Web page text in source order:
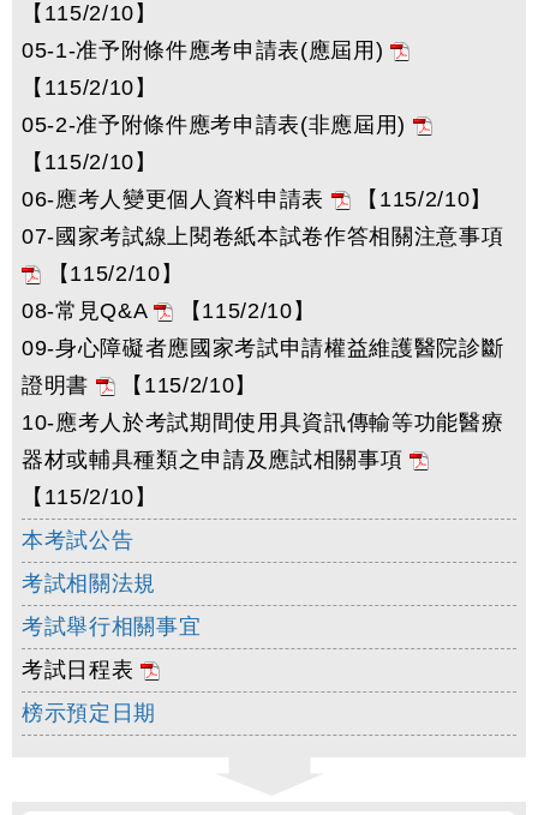
【115/2/10】
05-1-准予附條件應考申請表(應屆用)
【115/2/10】
05-2-准予附條件應考申請表(非應屆用)
【115/2/10】
06-應考人變更個人資料申請表
【115/2/10】
07-國家考試線上閱卷紙本試卷作答相關注意事項
【115/2/10】
08-常見Q&A
【115/2/10】
09-身心障礙者應國家考試申請權益維護醫院診斷
證明書
【115/2/10】
10-應考人於考試期間使用具資訊傳輸等功能醫療
器材或輔具種類之申請及應試相關事項
【115/2/10】
本考試公告
考試相關法規
考試舉行相關事宜
考試日程表
榜示預定日期